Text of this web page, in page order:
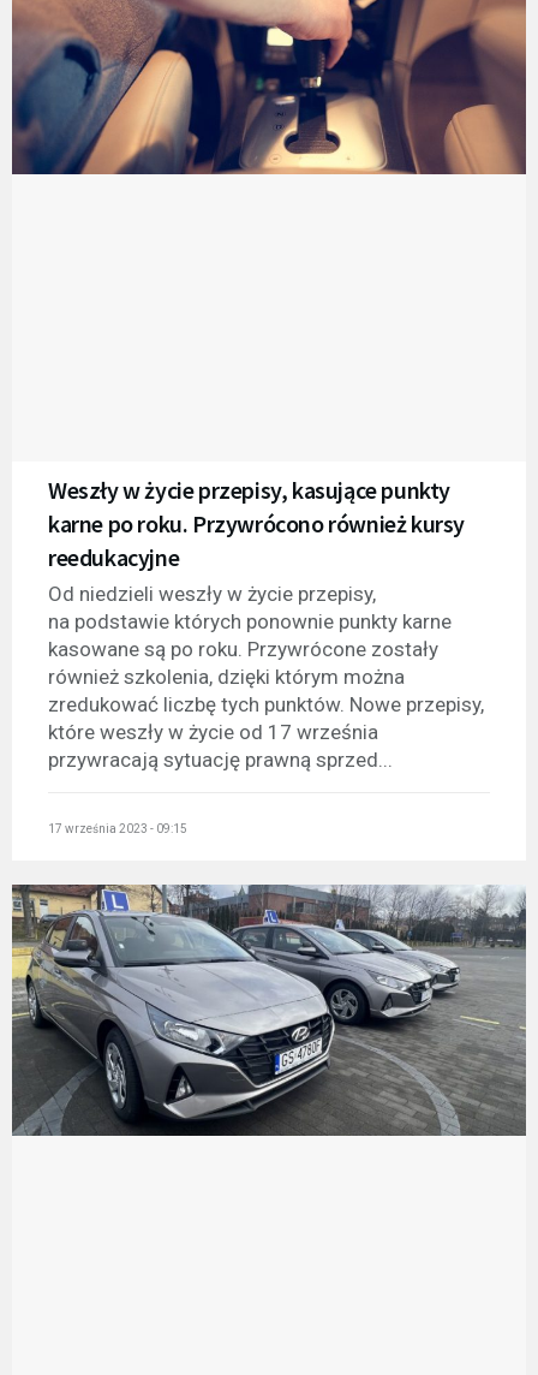
Weszły w życie przepisy, kasujące punkty
karne po roku. Przywrócono również kursy
reedukacyjne
Od niedzieli weszły w życie przepisy,
na podstawie których ponownie punkty karne
kasowane są po roku. Przywrócone zostały
również szkolenia, dzięki którym można
zredukować liczbę tych punktów. Nowe przepisy,
które weszły w życie od 17 września
przywracają sytuację prawną sprzed...
17 września 2023 - 09:15